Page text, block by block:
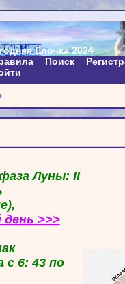
Ёлочка 2024
Поиск
Луны: II
день >>>
с 6: 43 по